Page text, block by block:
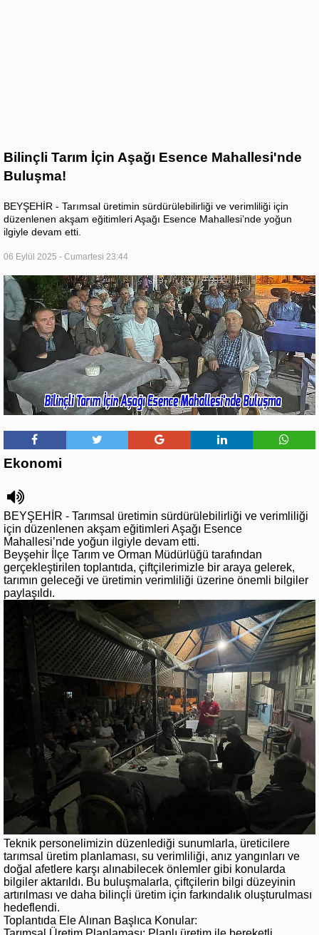
Bilinçli Tarım İçin Aşağı Esence Mahallesi'nde
Buluşma!
BEYŞEHİR - Tarımsal üretimin sürdürülebilirliği ve verimliliği için
düzenlenen akşam eğitimleri Aşağı Esence Mahallesi’nde yoğun
ilgiyle devam etti.
06 Eylül 2025 - Cumartesi 23:44
Ekonomi
BEYŞEHİR - Tarımsal üretimin sürdürülebilirliği ve verimliliği
için düzenlenen akşam eğitimleri Aşağı Esence
Mahallesi’nde yoğun ilgiyle devam etti.
Beyşehir İlçe Tarım ve Orman Müdürlüğü tarafından
gerçekleştirilen toplantıda, çiftçilerimizle bir araya gelerek,
tarımın geleceği ve üretimin verimliliği üzerine önemli bilgiler
paylaşıldı.
Teknik personelimizin düzenlediği sunumlarla, üreticilere
tarımsal üretim planlaması, su verimliliği, anız yangınları ve
doğal afetlere karşı alınabilecek önlemler gibi konularda
bilgiler aktarıldı. Bu buluşmalarla, çiftçilerin bilgi düzeyinin
artırılması ve daha bilinçli üretim için farkındalık oluşturulması
hedeflendi.
Toplantıda Ele Alınan Başlıca Konular: